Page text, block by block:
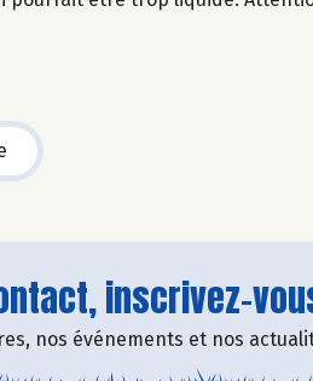
inscrivez-
nos événements et nos